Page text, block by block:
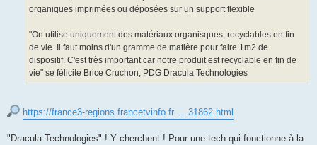
organiques imprimées ou déposées sur un support flexible
"On utilise uniquement des matériaux organisques, recyclables en fin
de vie. Il faut moins d'un gramme de matière pour faire 1m2 de
dispositif. C'est très important car notre produit est recyclable en fin de
vie" se félicite Brice Cruchon, PDG Dracula Technologies
https://france3-regions.francetvinfo.fr ... 31862.html
"Dracula Technologies" ! Y cherchent ! Pour une tech qui fonctionne à la